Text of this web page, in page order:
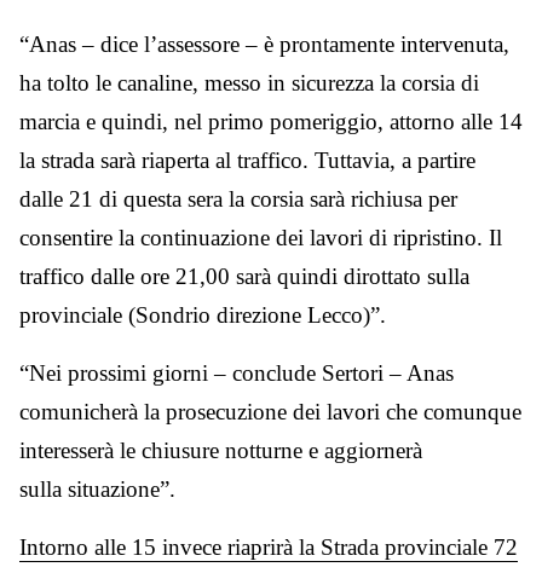
“Anas – dice l’assessore – è prontamente intervenuta,
ha tolto le canaline, messo in sicurezza la corsia di
marcia e quindi, nel primo pomeriggio, attorno alle 14
la strada sarà riaperta al traffico. Tuttavia, a partire
dalle 21 di questa sera la corsia sarà richiusa per
consentire la continuazione dei lavori di ripristino. Il
traffico dalle ore 21,00 sarà quindi dirottato sulla
provinciale (Sondrio direzione Lecco)”.
“Nei prossimi giorni – conclude Sertori – Anas
comunicherà la prosecuzione dei lavori che comunque
interesserà le chiusure notturne e aggiornerà
sulla situazione”.
Intorno alle 15 invece riaprirà la Strada provinciale 72